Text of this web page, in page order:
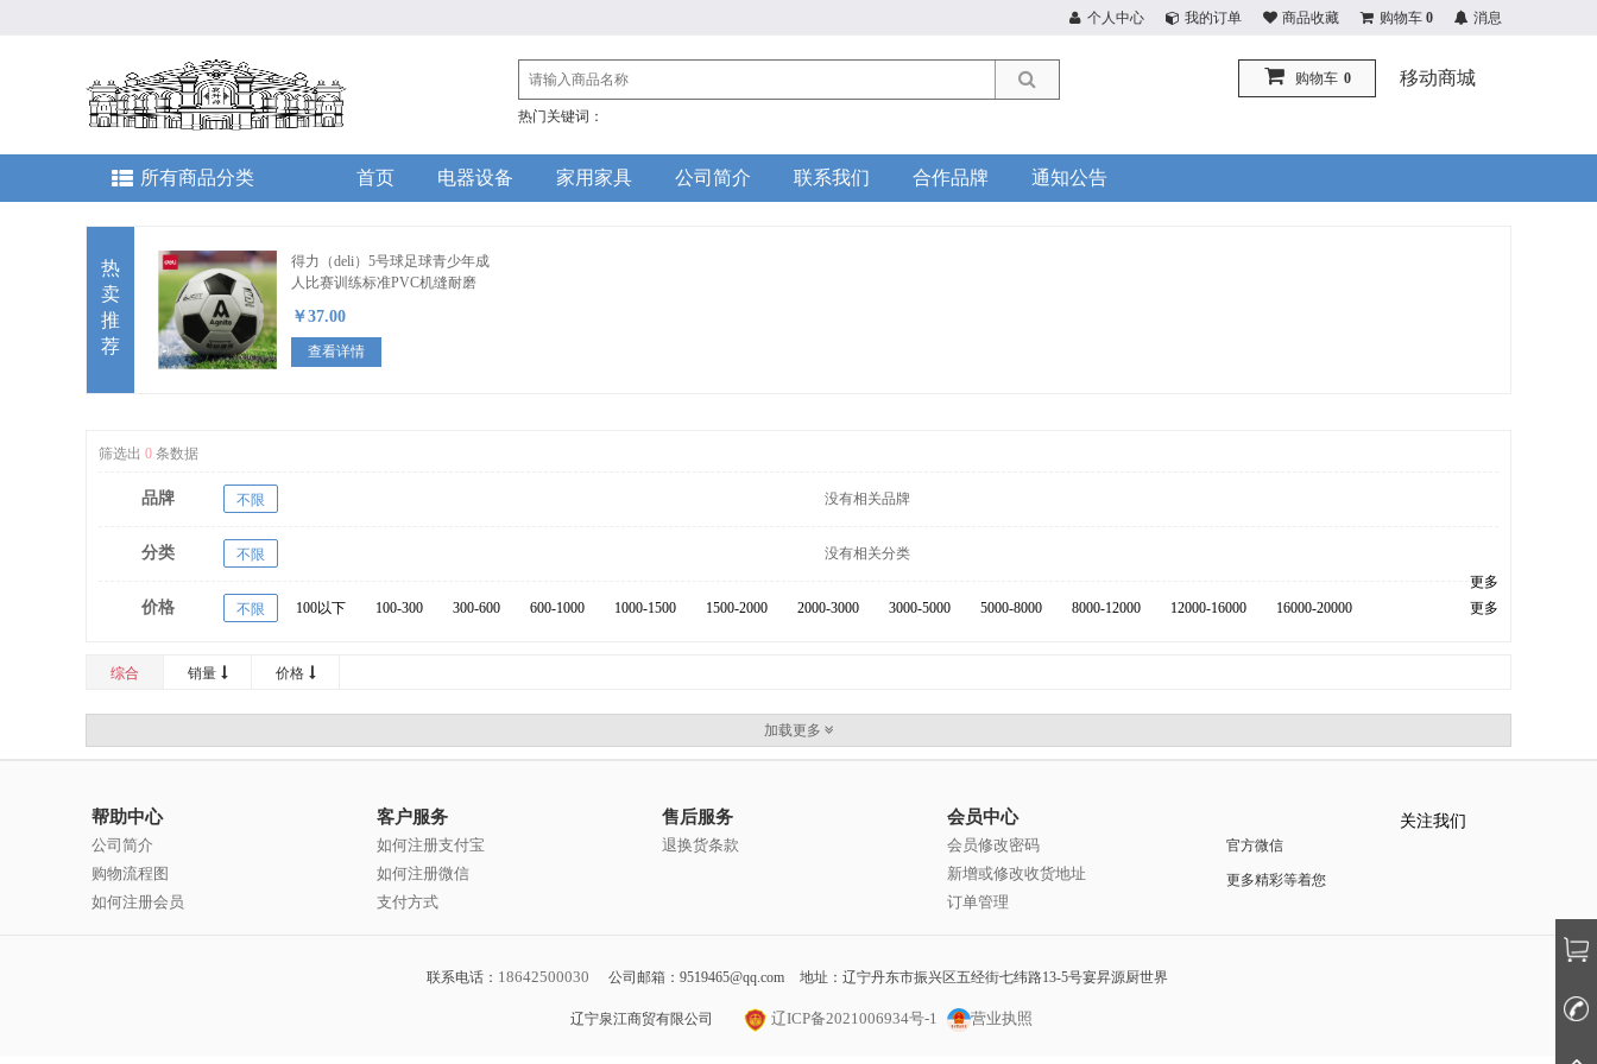
个人中心 我的订单 商品收藏 购物车 0 消息
热门关键词：
购物车 0 移动商城
首页 电器设备 家用家具 公司简介 联系我们 合作品牌 通知公告
所有商品分类
热
卖
推
荐
得力（deli）5号球足球青少年成
人比赛训练标准PVC机缝耐磨
￥37.00
查看详情
筛选出 0 条数据
品牌 不限 没有相关品牌
分类 不限
没有相关分类
更多
价格 不限 100以下 100-300 300-600 600-1000 1000-1500 1500-2000 2000-3000 3000-5000 5000-8000 8000-12000 12000-16000 16000-20000 更多
综合 销量 价格
加载更多
帮助中心
公司简介
购物流程图
如何注册会员
客户服务
如何注册支付宝
如何注册微信
支付方式
售后服务
退换货条款
会员中心
会员修改密码
新增或修改收货地址
订单管理
官方微信
更多精彩等着您
关注我们
联系电话： 18642500030 公司邮箱：9519465@qq.com 地址：辽宁丹东市振兴区五经街七纬路13-5号宴昇源厨世界
辽宁泉江商贸有限公司 辽ICP备2021006934号-1 营业执照